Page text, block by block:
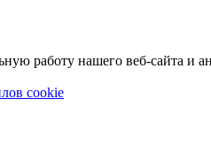
работу нашего веб-сайта и
cookie